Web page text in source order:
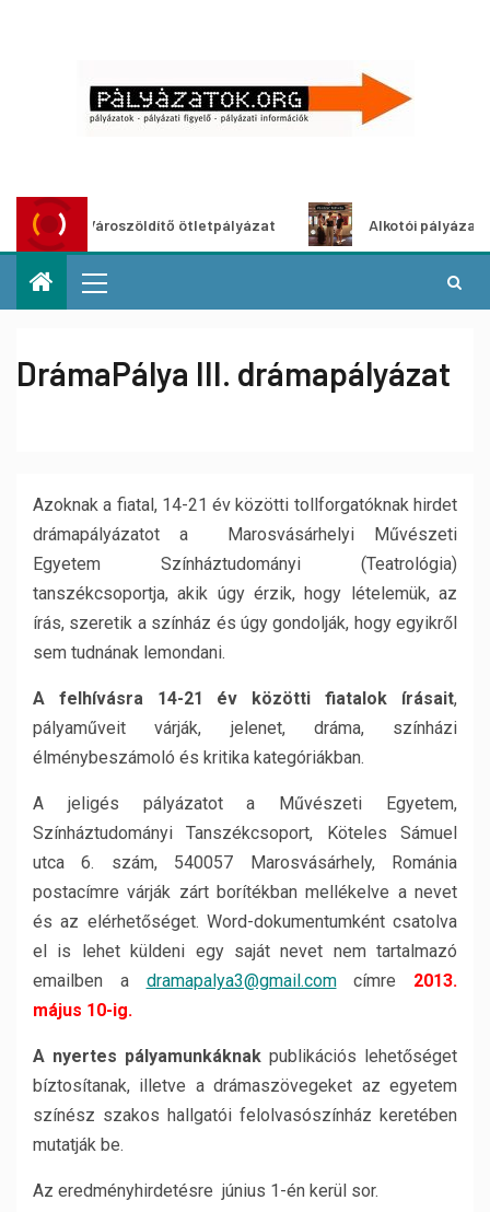
Városzöldítő ötletpályázat Alkotói pályázat
DrámaPálya III. drámapályázat
Azoknak a fiatal, 14-21 év közötti tollforgatóknak hirdet
drámapályázatot a Marosvásárhelyi Művészeti
Egyetem Színháztudományi (Teatrológia)
tanszékcsoportja, akik úgy érzik, hogy lételemük, az
írás, szeretik a színház és úgy gondolják, hogy egyikről
sem tudnának lemondani.
A felhívásra 14-21 év közötti fiatalok írásait,
pályaműveit várják, jelenet, dráma, színházi
élménybeszámoló és kritika kategóriákban.
A jeligés pályázatot a Művészeti Egyetem,
Színháztudományi Tanszékcsoport, Köteles Sámuel
utca 6. szám, 540057 Marosvásárhely, Románia
postacímre várják zárt borítékban mellékelve a nevet
és az elérhetőséget. Word-dokumentumként csatolva
el is lehet küldeni egy saját nevet nem tartalmazó
emailben a dramapalya3@gmail.comcímre 2013.
május 10-ig.
A nyertes pályamunkáknak publikációs lehetőséget
bíztosítanak, illetve a drámaszövegeket az egyetem
színész szakos hallgatói felolvasószínház keretében
mutatják be.
Az eredményhirdetésre június 1-én kerül sor.